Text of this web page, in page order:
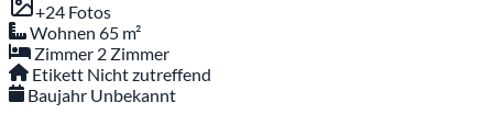
+24 Fotos
Wohnen 65 m²
Zimmer 2 Zimmer
Etikett Nicht zutreffend
Baujahr Unbekannt